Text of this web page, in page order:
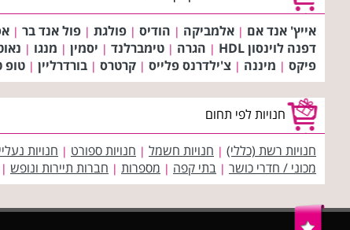
אייץ' אנד אם | אלמביקה | הודיס | פולגת | פול אנד בר |
דפנה לוינסון HDL | הגרה | טימברלנד | יסמין | מנגו |
פיקס | מיננה | צ'ילדרנס פלייס | קרטרס | בורדרליין | טופ
חנויות לפי תחום
חנויות רשת (כללי) | חנויות חשמל | חנויות ספורט | חנויות
מכוני / חדרי כושר | בתי קפה | מספרות | חברות תיירות ונופש |